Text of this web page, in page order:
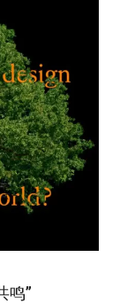
鸣”